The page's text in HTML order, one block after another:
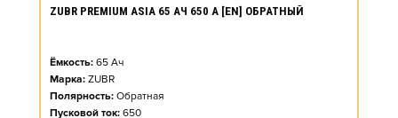
ZUBR PREMIUM ASIA 65 АЧ 650 А [EN] ОБРАТНЫЙ
Ёмкость: 65 Ач
Марка: ZUBR
Полярность: Обратная
Пусковой ток: 650